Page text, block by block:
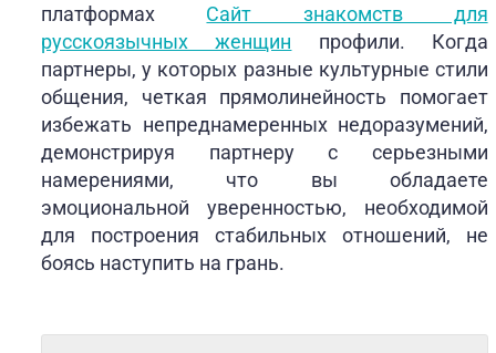
платформах Сайт знакомств для
русскоязычных женщин профили. Когда
партнеры, у которых разные культурные стили
общения, четкая прямолинейность помогает
избежать непреднамеренных недоразумений,
демонстрируя партнеру с серьезными
намерениями, что вы обладаете
эмоциональной уверенностью, необходимой
для построения стабильных отношений, не
боясь наступить на грань.